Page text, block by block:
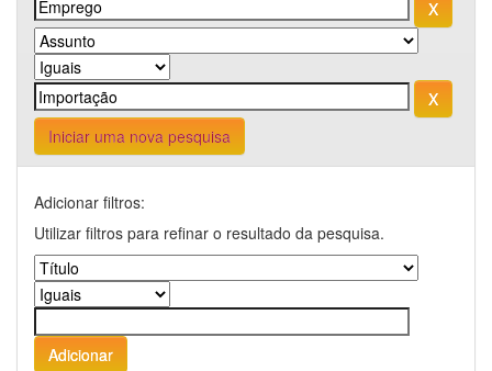
Iniciar uma nova pesquisa
Adicionar filtros:
Utilizar filtros para refinar o resultado da pesquisa.